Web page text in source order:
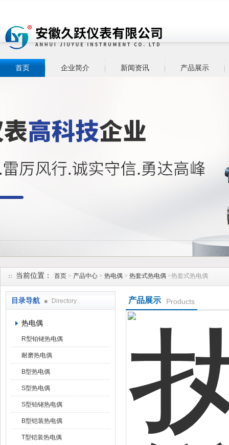
安徽久跃仪表有限公司
首页 企业简介 新闻资讯 产品展示
当前位置： 首页 > 产品中心 > 热电偶 > 热套式热电偶 >热套式热电偶
目录导航 Directory
热电偶
R型铂铑热电偶
耐磨热电偶
B型热电偶
S型热电偶
S型铂铑热电偶
B型铠装热电偶
T型铠装热电偶
产品展示 Products